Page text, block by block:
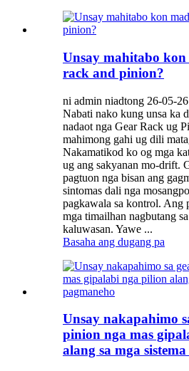
Unsay mahitabo
rack and pinion?
ni admin niadtong 26-05-26
Nabati nako kung unsa ka
nadaot nga Gear Rack ug
mahimong gahi ug dili
Nakamatikod ko og mga
ug ang sakyanan mo-drift.
pagtuon nga bisan ang
sintomas dali nga
pagkawala sa kontrol. Ang
mga timailhan nagbutang
kaluwasan. Yawe ...
Basaha ang dugang pa
Unsay nakapahimo
pinion nga mas
alang sa mga